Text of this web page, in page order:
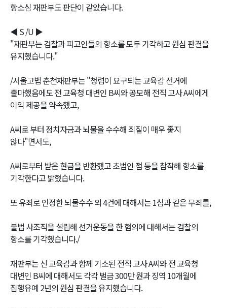
항소심 재판부도 판단이 같았습니다.
◀ S /U ▶
"재판부는 검찰과 피고인들의 항소를 모두 기각하고 원심 판결을
유지했습니다."
/서울고법 춘천재판부는 "청렴이 요구되는 교육감 선거에
출마했음에도 전 교육청 대변인 B씨와 공모해 전직 교사 A씨에게
이익 제공을 약속했고,
A씨로 부터 정치자금과 뇌물을 수수해 죄질이 매우 좋지
않다"면서도,
A씨로부터 받은 현금을 반환했고 초범인 점 등을 참작해 항소를
기각한다고 밝혔습니다.
또 유죄로 인정한 뇌물수수 외 4건에 대해서는 1심과 같은 무죄를,
불법 사조직을 설립해 선거운동을 한 혐의에 대해서는 검찰의
항소를 기각했습니다./
재판부는 신 교육감과 함께 기소된 전직 교사 A씨와 전 교육청
대변인 B씨에 대해서도 각각 벌금 300만 원과 징역 10개월에
집행유예 2년의 원심 판결을 유지했습니다.